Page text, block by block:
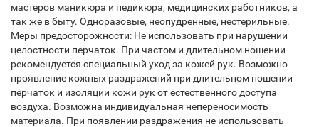
мастеров маникюра и педикюра, медицинских работников, а
так же в быту. Одноразовые, неопудренные, нестерильные.
Меры предосторожности: Не использовать при нарушении
целостности перчаток. При частом и длительном ношении
рекомендуется специальный уход за кожей рук. Возможно
проявление кожных раздражений при длительном ношении
перчаток и изоляции кожи рук от естественного доступа
воздуха. Возможна индивидуальная непереносимость
материала. При появлении раздражения не использовать